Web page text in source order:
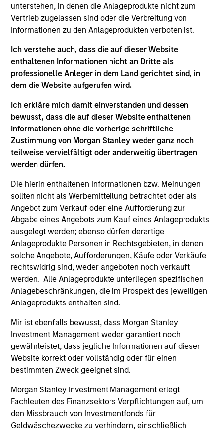
unterstehen, in denen die Anlageprodukte nicht zum
Vertrieb zugelassen sind oder die Verbreitung von
Informationen zu den Anlageprodukten verboten ist.
Ich verstehe auch, dass die auf dieser Website
enthaltenen Informationen nicht an Dritte als
professionelle Anleger in dem Land gerichtet sind, in
dem die Website aufgerufen wird.
Ich erkläre mich damit einverstanden und dessen
bewusst, dass die auf dieser Website enthaltenen
Informationen ohne die vorherige schriftliche
Zustimmung von Morgan Stanley weder ganz noch
teilweise vervielfältigt oder anderweitig übertragen
werden dürfen.
Die hierin enthaltenen Informationen bzw. Meinungen
sollten nicht als Werbemitteilung betrachtet oder als
Angebot zum Verkauf oder eine Aufforderung zur
Abgabe eines Angebots zum Kauf eines Anlageprodukts
ausgelegt werden; ebenso dürfen derartige
Anlageprodukte Personen in Rechtsgebieten, in denen
solche Angebote, Aufforderungen, Käufe oder Verkäufe
rechtswidrig sind, weder angeboten noch verkauft
werden. Alle Anlageprodukte unterliegen spezifischen
Anlagebeschränkungen, die im Prospekt des jeweiligen
Anlageprodukts enthalten sind.
Mir ist ebenfalls bewusst, dass Morgan Stanley
Investment Management weder garantiert noch
gewährleistet, dass jegliche Informationen auf dieser
Website korrekt oder vollständig oder für einen
bestimmten Zweck geeignet sind.
Morgan Stanley Investment Management erlegt
Fachleuten des Finanzsektors Verpflichtungen auf, um
den Missbrauch von Investmentfonds für
Geldwäschezwecke zu verhindern, einschließlich
Differentiators
1
VALUE DRIVEN
We believe value-driven investing is key to consistently
achieving superior risk-adjusted returns. We recognize
that market technicals can distort valuations for
prolonged periods.
2
COLLABORATION
We collaborate with specialized, sector teams across
MSIM Fixed Income. The collaboration is key to
determining sectoral themes and selecting bottom-up
3
GLOBAL PERSPECTIVE
Investing across the entire global opportunity set unlocks
better investment outcomes. Thinking globally allows
investors to better understand and identify correlated
risks.